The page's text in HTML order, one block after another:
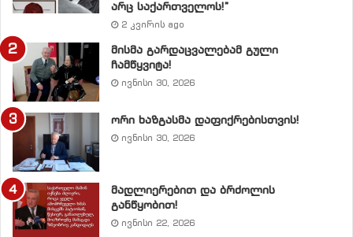
ახალი პოლიტიკური ძალა თეთრი მოძრაობა
,,თეთრები” არ ვუჭერთ მხარს ქვეყანაში პოლიტიკურ
რადიკალიზაციას, მით უფრო ძალისმიერ
რადიკალიზაციას, რა გზასაც ხელისუფლება ადგას.
ჩვენ ვთვლით ამ სიტუაციაში გადამწყვეტია
პროცესების ინტელექტუალური რადიკალიზაცია.
ჩვენი აზრით, აუცილებელია შეიქმნას ორი
საზოგადოებრივი ინსტიტუტი:
• ნდობის დარბაზი “სახელმწიფო კაცების”
არც საქართველოს!”
2 კვირის ago
მისმა გარდაცვალებამ გული
ჩამწყვიტა!
ივნისი 30, 2026
ორი ხაზგასმა დაფიქრებისთვის!
ივნისი 30, 2026
მადლიერებით და ბრძოლის
განწყობით!
ივნისი 22, 2026